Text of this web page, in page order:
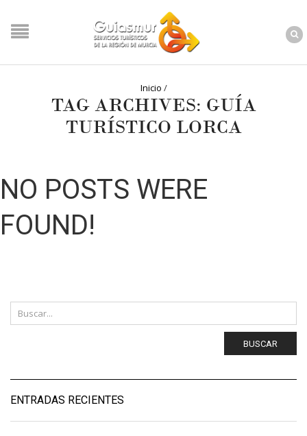
Inicio /
TAG ARCHIVES: GUÍA
TURÍSTICO LORCA
NO POSTS WERE
FOUND!
BUSCAR
ENTRADAS RECIENTES